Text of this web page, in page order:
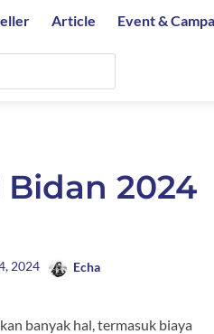
Article Event &
2024
2024 Echa
banyak hal, termasuk biaya